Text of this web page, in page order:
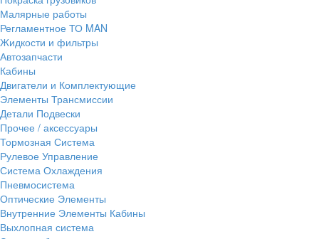
Малярные работы
Регламентное ТО MAN
Жидкости и фильтры
Автозапчасти
Кабины
Двигатели и Комплектующие
Элементы Трансмиссии
Детали Подвески
Прочее / аксессуары
Тормозная Система
Рулевое Управление
Система Охлаждения
Пневмосистема
Оптические Элементы
Внутренние Элементы Кабины
Выхлопная система